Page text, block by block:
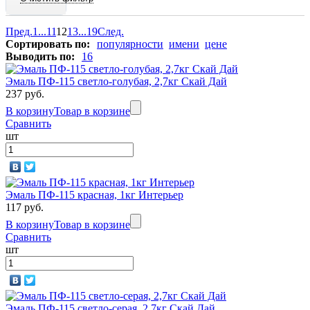
Пред.1 ...111213...19След.
Сортировать по:
популярности имени цене
Выводить по:
16
Эмаль ПФ-115 светло-голубая, 2,7кг Скай Дай
237 руб.
В корзинуТовар в корзине
Сравнить
шт
Эмаль ПФ-115 красная, 1кг Интерьер
117 руб.
В корзинуТовар в корзине
Сравнить
шт